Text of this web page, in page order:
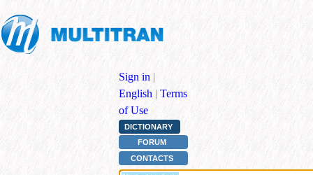
Sign in |
English | Terms
of Use
DICTIONARY
FORUM
CONTACTS